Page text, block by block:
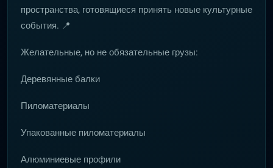
пространства, готовящиеся принять новые культурные
события. 📍
Желательные, но не обязательные грузы:
Деревянные балки
Пиломатериалы
Упакованные пиломатериалы
Алюминиевые профили